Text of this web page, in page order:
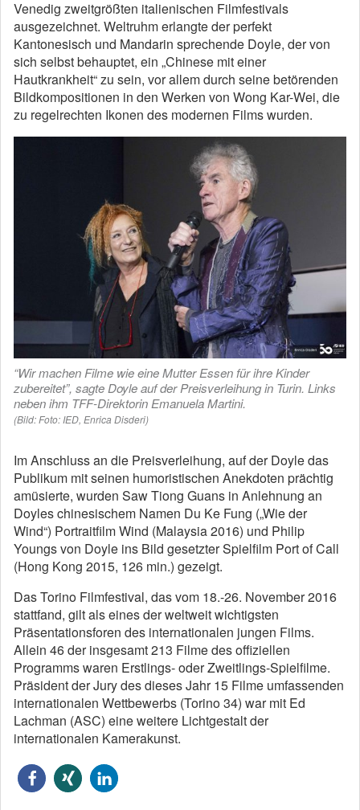
Venedig zweitgrößten italienischen Filmfestivals
ausgezeichnet. Weltruhm erlangte der perfekt
Kantonesisch und Mandarin sprechende Doyle, der von
sich selbst behauptet, ein „Chinese mit einer
Hautkrankheit“ zu sein, vor allem durch seine betörenden
Bildkompositionen in den Werken von Wong Kar-Wei, die
zu regelrechten Ikonen des modernen Films wurden.
“Wir machen Filme wie eine Mutter Essen für ihre Kinder
zubereitet”, sagte Doyle auf der Preisverleihung in Turin. Links
neben ihm TFF-Direktorin Emanuela Martini.
(Bild: Foto: IED, Enrica Disderi)
Im Anschluss an die Preisverleihung, auf der Doyle das
Publikum mit seinen humoristischen Anekdoten prächtig
amüsierte, wurden Saw Tiong Guans in Anlehnung an
Doyles chinesischem Namen Du Ke Fung („Wie der
Wind“) Portraitfilm Wind (Malaysia 2016) und Philip
Youngs von Doyle ins Bild gesetzter Spielfilm Port of Call
(Hong Kong 2015, 126 min.) gezeigt.
Das Torino Filmfestival, das vom 18.-26. November 2016
stattfand, gilt als eines der weltweit wichtigsten
Präsentationsforen des internationalen jungen Films.
Allein 46 der insgesamt 213 Filme des offiziellen
Programms waren Erstlings- oder Zweitlings-Spielfilme.
Präsident der Jury des dieses Jahr 15 Filme umfassenden
internationalen Wettbewerbs (Torino 34) war mit Ed
Lachman (ASC) eine weitere Lichtgestalt der
internationalen Kamerakunst.